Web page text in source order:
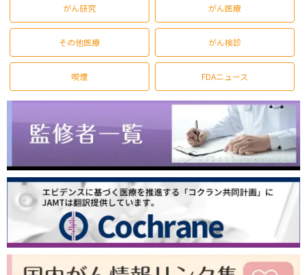
がん研究 がん医療
その他医療 がん検診
喫煙 FDAニュース